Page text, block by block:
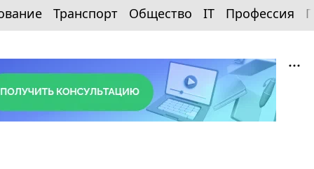
Транспорт Общество IT Профессия